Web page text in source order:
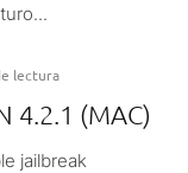
lectura
4.2.1 (MAC)
jailbreak